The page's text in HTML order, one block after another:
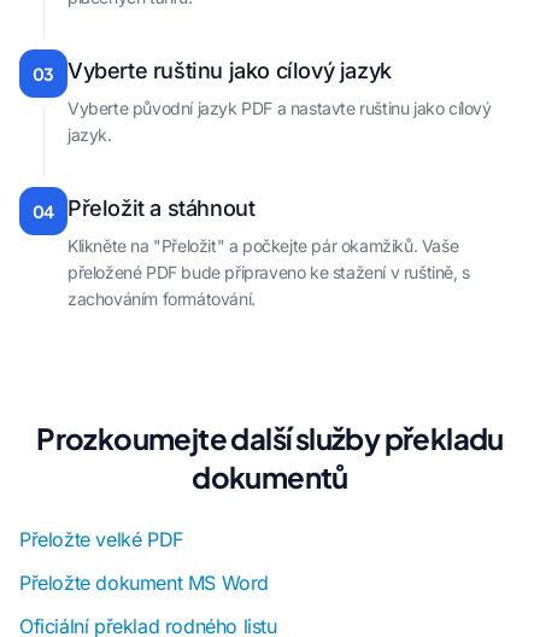
03 Vyberte ruštinu jako cílový jazyk
Vyberte původní jazyk PDF a nastavte ruštinu jako cílový
jazyk.
04 Přeložit a stáhnout
Klikněte na "Přeložit" a počkejte pár okamžiků. Vaše
přeložené PDF bude připraveno ke stažení v ruštině, s
zachováním formátování.
Prozkoumejte další služby překladu
dokumentů
Přeložte velké PDF
Přeložte dokument MS Word
Oficiální překlad rodného listu